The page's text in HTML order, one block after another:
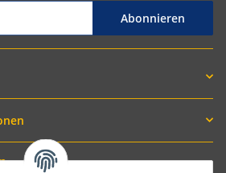
Abonnieren